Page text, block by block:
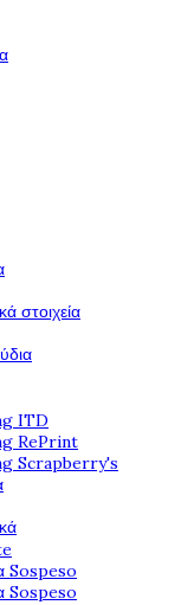
στοιχεία
ITD
RePrint
Scrapberry's
Sospeso
Sospeso